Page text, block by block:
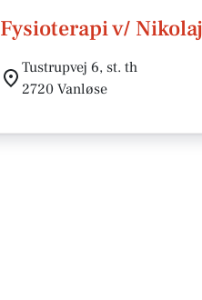
Fysioterapi v/
Tustrupvej 6, st. th
2720 Vanløse